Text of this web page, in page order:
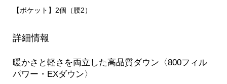
【ポケット】2個（腰2）
詳細情報
暖かさと軽さを両立した高品質ダウン〈800フィル
パワー・EXダウン〉